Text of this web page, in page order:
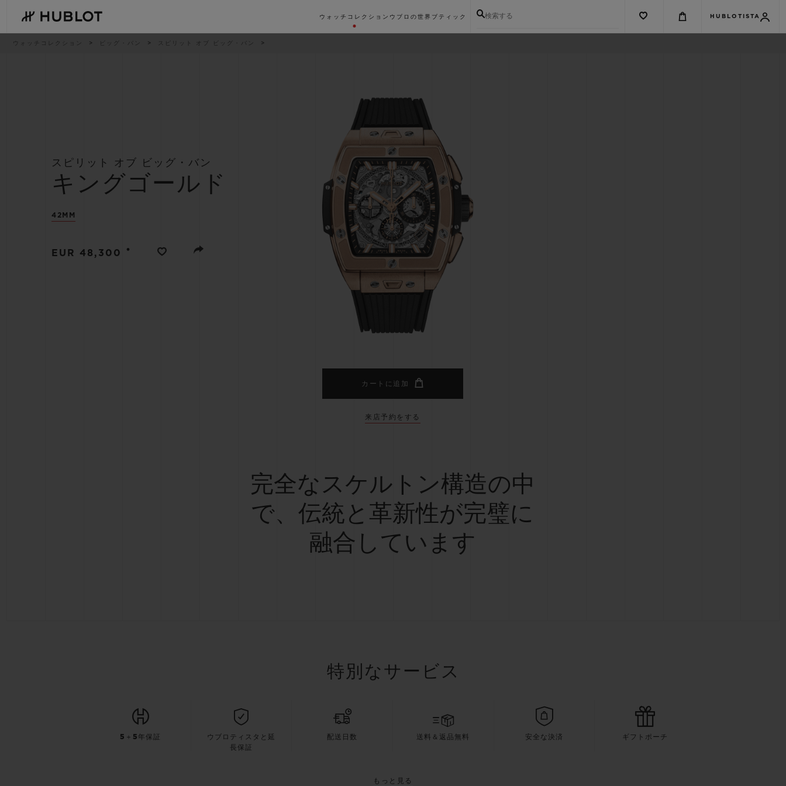
main
content
ウォッチコレクション ウブロの世界 ブティック 検索する HUBLOTISTA
パ
ウォッチコレクション ビッグ・バン スピリット オブ ビッグ・バン
スピリット オブ ビッグ・バン
キングゴールド
42MM
EUR 48,300 •
カートに追加
来店予約をする
完全なスケルトン構造の中
で、伝統と革新性が完璧に
融合しています
特別なサービス
5＋5年保証
ウブロティスタと延
長保証
配送日数 送料＆返品無料 安全な決済 ギフトポーチ
もっと見る
スピリット オブ ビッグ・バン
エッセンシャル トープ
オンライン限定
配送日数 送料＆返品無料